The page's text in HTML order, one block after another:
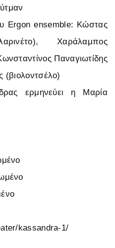
Ergon ensemble: Κώστας
Χαράλαμπος
Παναγιωτίδης
(βιολοντσέλο)
ερμηνεύει η Μαρία
kassandra-1/